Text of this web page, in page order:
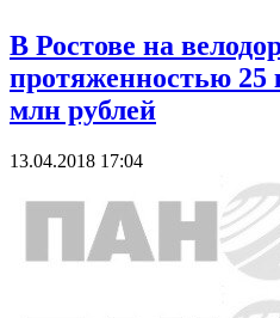
В Ростове на
протяженностью 25
млн рублей
13.04.2018 17:04